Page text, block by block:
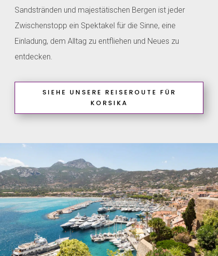
Sandstränden und majestätischen Bergen ist jeder
Zwischenstopp ein Spektakel für die Sinne, eine
Einladung, dem Alltag zu entfliehen und Neues zu
entdecken.
SIEHE UNSERE REISEROUTE FÜR
KORSIKA